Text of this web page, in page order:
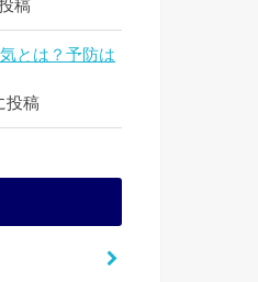
稿
とは？予防は
投稿